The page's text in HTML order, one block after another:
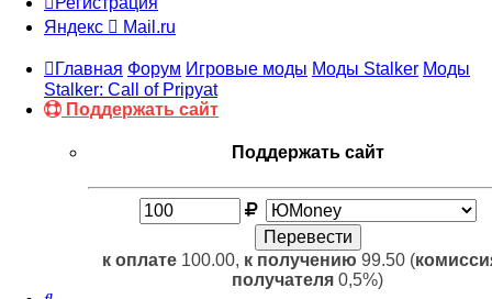
Яндекс
Mail.ru
Главная Форум Игровые моды Моды Stalker Моды
Stalker: Call of Pripyat
Поддержать сайт
Поддержать сайт
к оплате100.00, к получению 99.50 (
получателя 0,5%)